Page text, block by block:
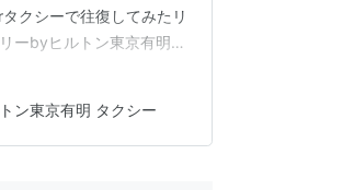
クシーで往復してみたリ
ーbyヒルトン東京有明
シー移動はアリ？実際に
ン東京有明 タクシー